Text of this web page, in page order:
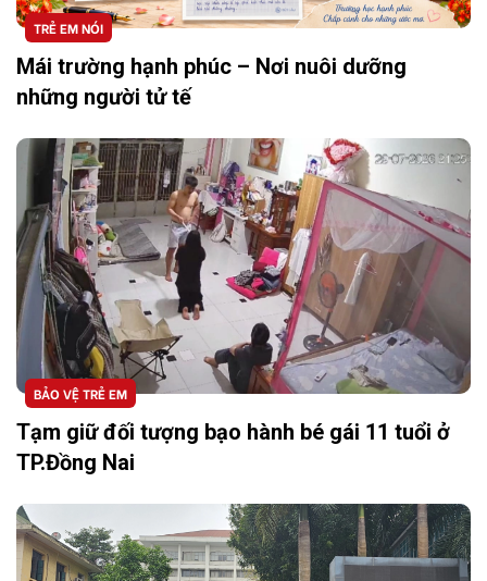
TRẺ EM NÓI
Mái trường hạnh phúc – Nơi nuôi dưỡng
những người tử tế
BẢO VỆ TRẺ EM
Tạm giữ đối tượng bạo hành bé gái 11 tuổi ở
TP.Đồng Nai